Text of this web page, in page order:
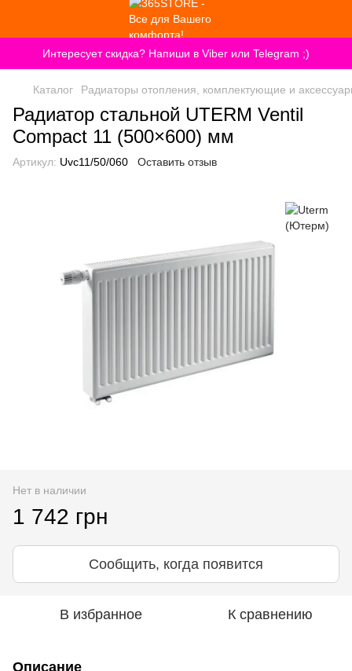
Интересует скидка? Напиши в Viber или Telegram ;)
Каталог Радиаторы отопления, комплектующие и
Радиатор стальной UTERM Ventil
Compact 11 (500×600) мм
Артикул: Uvc11/50/060 Оставить отзыв
Нет в наличии
1 742 грн
Сообщить, когда появится
В избранное К сравнению
Описание